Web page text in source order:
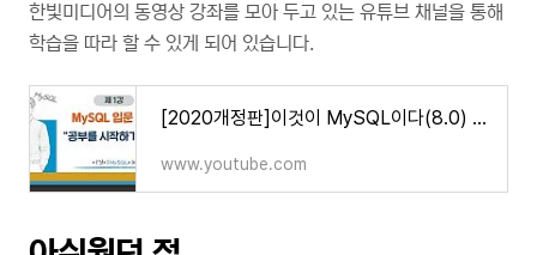
한빛미디어의 동영상 강좌를 모아 두고 있는 유튜브 채널을 통해
학습을 따라 할 수 있게 되어 있습니다.
[2020개정판]이것이 MySQL이다(8.0) - YouTube
www.youtube.com